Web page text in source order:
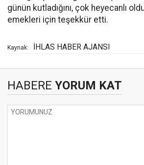
günün kutladığını, çok heyecanlı
emekleri için teşekkür etti.
Kaynak: İHLAS HABER AJANSI
HABERE YORUM KAT